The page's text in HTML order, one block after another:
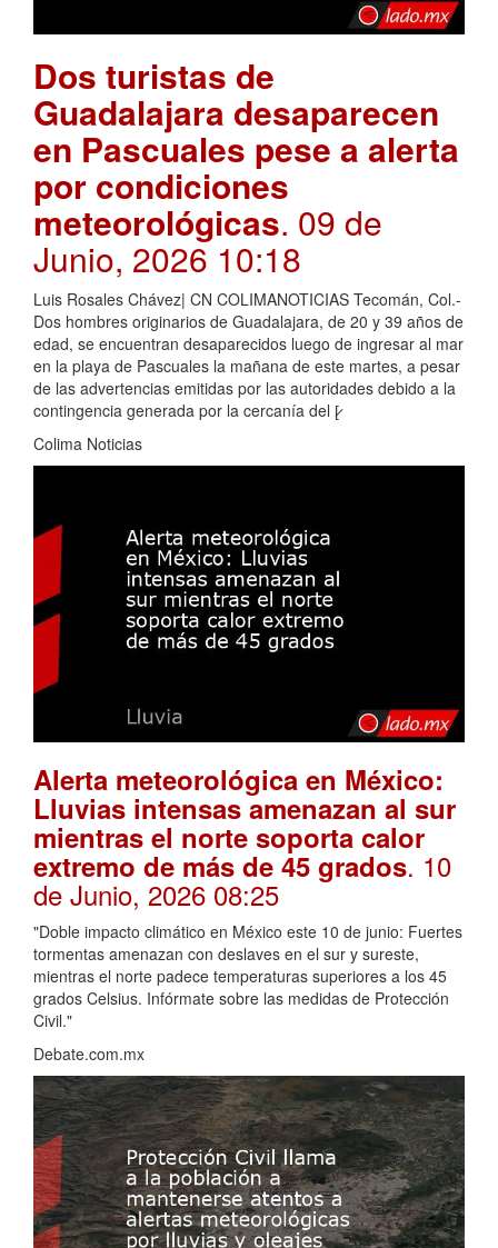
Dos turistas de
Guadalajara desaparecen
en Pascuales pese a alerta
por condiciones
meteorológicas. 09 de
Junio, 2026 10:18
Luis Rosales Chávez| CN COLIMANOTICIAS Tecomán, Col.-
Dos hombres originarios de Guadalajara, de 20 y 39 años de
edad, se encuentran desaparecidos luego de ingresar al mar
en la playa de Pascuales la mañana de este martes, a pesar
de las advertencias emitidas por las autoridades debido a la
contingencia generada por la cercanía del [̷
Colima Noticias
Alerta meteorológica en México:
Lluvias intensas amenazan al sur
mientras el norte soporta calor
extremo de más de 45 grados. 10
de Junio, 2026 08:25
"Doble impacto climático en México este 10 de junio: Fuertes
tormentas amenazan con deslaves en el sur y sureste,
mientras el norte padece temperaturas superiores a los 45
grados Celsius. Infórmate sobre las medidas de Protección
Civil."
Debate.com.mx